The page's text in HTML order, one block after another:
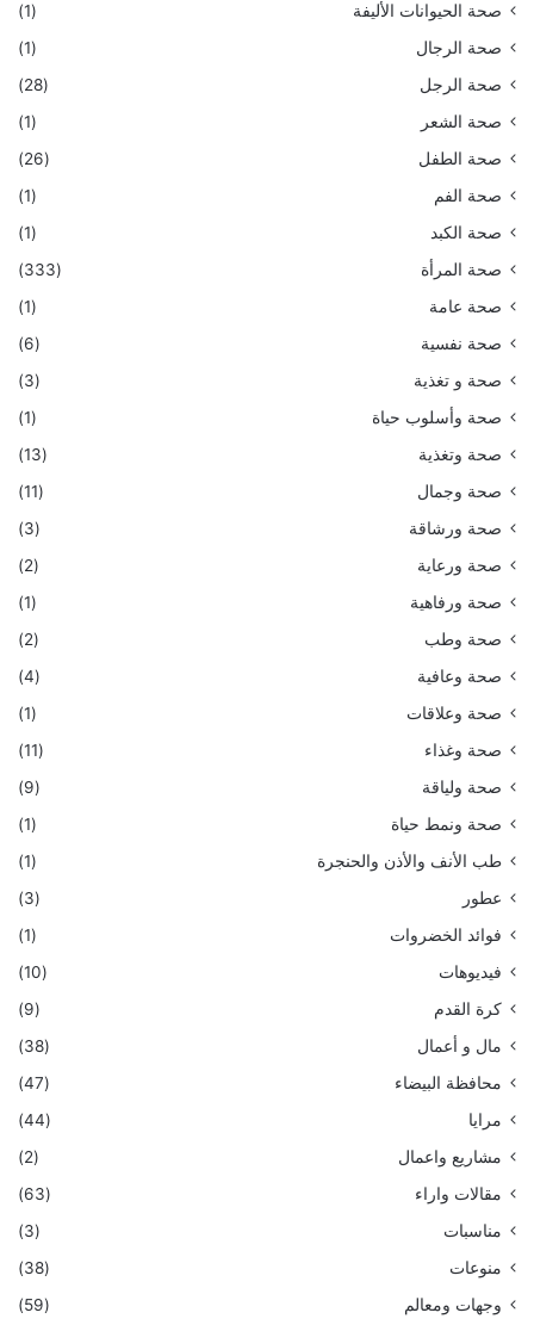
صحة الحيوانات الأليفة
(1)
صحة الرجال
(1)
صحة الرجل
(28)
صحة الشعر
(1)
صحة الطفل
(26)
صحة الفم
(1)
صحة الكبد
(1)
صحة المرأة
(333)
صحة عامة
(1)
صحة نفسية
(6)
صحة و تغذية
(3)
صحة وأسلوب حياة
(1)
صحة وتغذية
(13)
صحة وجمال
(11)
صحة ورشاقة
(3)
صحة ورعاية
(2)
صحة ورفاهية
(1)
صحة وطب
(2)
صحة وعافية
(4)
صحة وعلاقات
(1)
صحة وغذاء
(11)
صحة ولياقة
(9)
صحة ونمط حياة
(1)
طب الأنف والأذن والحنجرة
(1)
عطور
(3)
فوائد الخضروات
(1)
فيديوهات
(10)
كرة القدم
(9)
مال و أعمال
(38)
محافظة البيضاء
(47)
مرايا
(44)
مشاريع واعمال
(2)
مقالات واراء
(63)
مناسبات
(3)
منوعات
(38)
وجهات ومعالم
(59)